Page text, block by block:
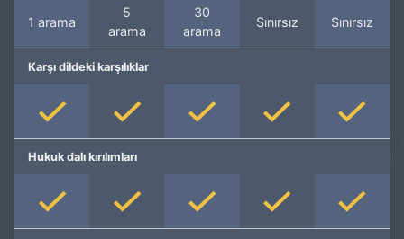
1 arama
5
arama
30
arama
Sınırsız Sınırsız
Karşı dildeki karşılıklar
Hukuk dalı kırılımları